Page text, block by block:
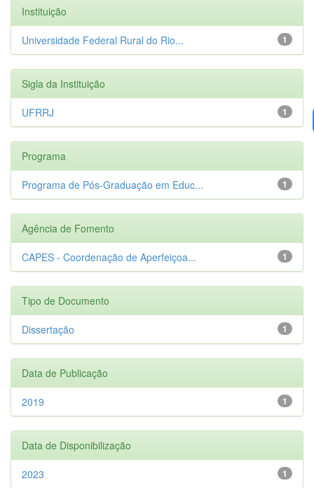
Instituição
1
Universidade Federal Rural do Rio...
Sigla da Instituição
1
UFRRJ
Programa
1
Programa de Pós-Graduação em Educ...
Agência de Fomento
1
CAPES - Coordenação de Aperfeiçoa...
Tipo de Documento
1
Dissertação
Data de Publicação
1
2019
Data de Disponibilização
1
2023